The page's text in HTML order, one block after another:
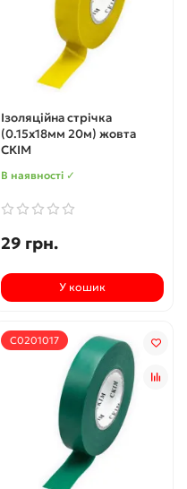
Ізоляційна стрічка
(0.15х18мм 20м) жовта
СКІМ
В наявності ✓
29 грн.
У кошик
С0201017